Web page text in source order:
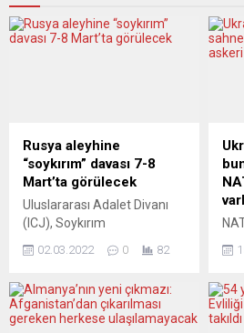
Rusya aleyhine
“soykırım” davası 7-8
Mart’ta görülecek
Uluslararası Adalet Divanı
(ICJ), Soykırım
gerekçesiyle Ukrayna’nın
duruşmalarının 7 ve 8
Mart’ta yapılacağını açıkladı.
02.03.2022 0 82